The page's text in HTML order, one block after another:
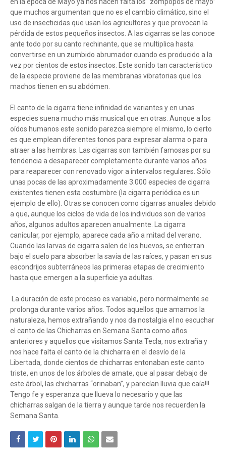
que muchos argumentan que no es el cambio climático, sino el
uso de insecticidas que usan los agricultores y que provocan la
pérdida de estos pequeños insectos. A las cigarras se las conoce
ante todo por su canto rechinante, que se multiplica hasta
convertirse en un zumbido abrumador cuando es producido a la
vez por cientos de estos insectos. Este sonido tan característico
de la especie proviene de las membranas vibratorias que los
machos tienen en su abdómen.
El canto de la cigarra tiene infinidad de variantes y en unas
especies suena mucho más musical que en otras. Aunque a los
oídos humanos este sonido parezca siempre el mismo, lo cierto
es que emplean diferentes tonos para expresar alarma o para
atraer a las hembras. Las cigarras son también famosas por su
tendencia a desaparecer completamente durante varios años
para reaparecer con renovado vigor a intervalos regulares. Sólo
unas pocas de las aproximadamente 3.000 especies de cigarra
existentes tienen esta costumbre (la cigarra periódica es un
ejemplo de ello). Otras se conocen como cigarras anuales debido
a que, aunque los ciclos de vida de los individuos son de varios
años, algunos adultos aparecen anualmente. La cigarra
canicular, por ejemplo, aparece cada año a mitad del verano.
Cuando las larvas de cigarra salen de los huevos, se entierran
bajo el suelo para absorber la savia de las raíces, y pasan en sus
escondrijos subterráneos las primeras etapas de crecimiento
hasta que emergen a la superficie ya adultas.
La duración de este proceso es variable, pero normalmente se
prolonga durante varios años. Todos aquellos que amamos la
naturaleza, hemos extrañando y nos da nostalgia el no escuchar
el canto de las Chicharras en Semana Santa como años
anteriores y aquellos que visitamos Santa Tecla, nos extraña y
nos hace falta el canto de la chicharra en el desvío de la
Libertada, donde cientos de chicharras entonaban este canto
triste, en unos de los árboles de amate, que al pasar debajo de
este árbol, las chicharras “orinaban”, y parecían lluvia que caía!!!
Tengo fe y esperanza que llueva lo necesario y que las
chicharras salgan de la tierra y aunque tarde nos recuerden la
Semana Santa.